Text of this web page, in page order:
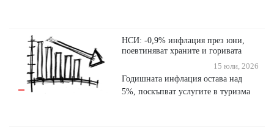
НСИ: -0,9% инфлация през юни,
поевтиняват храните и горивата
15 юли, 2026
Годишната инфлация остава над
5%, поскъпват услугите в туризма